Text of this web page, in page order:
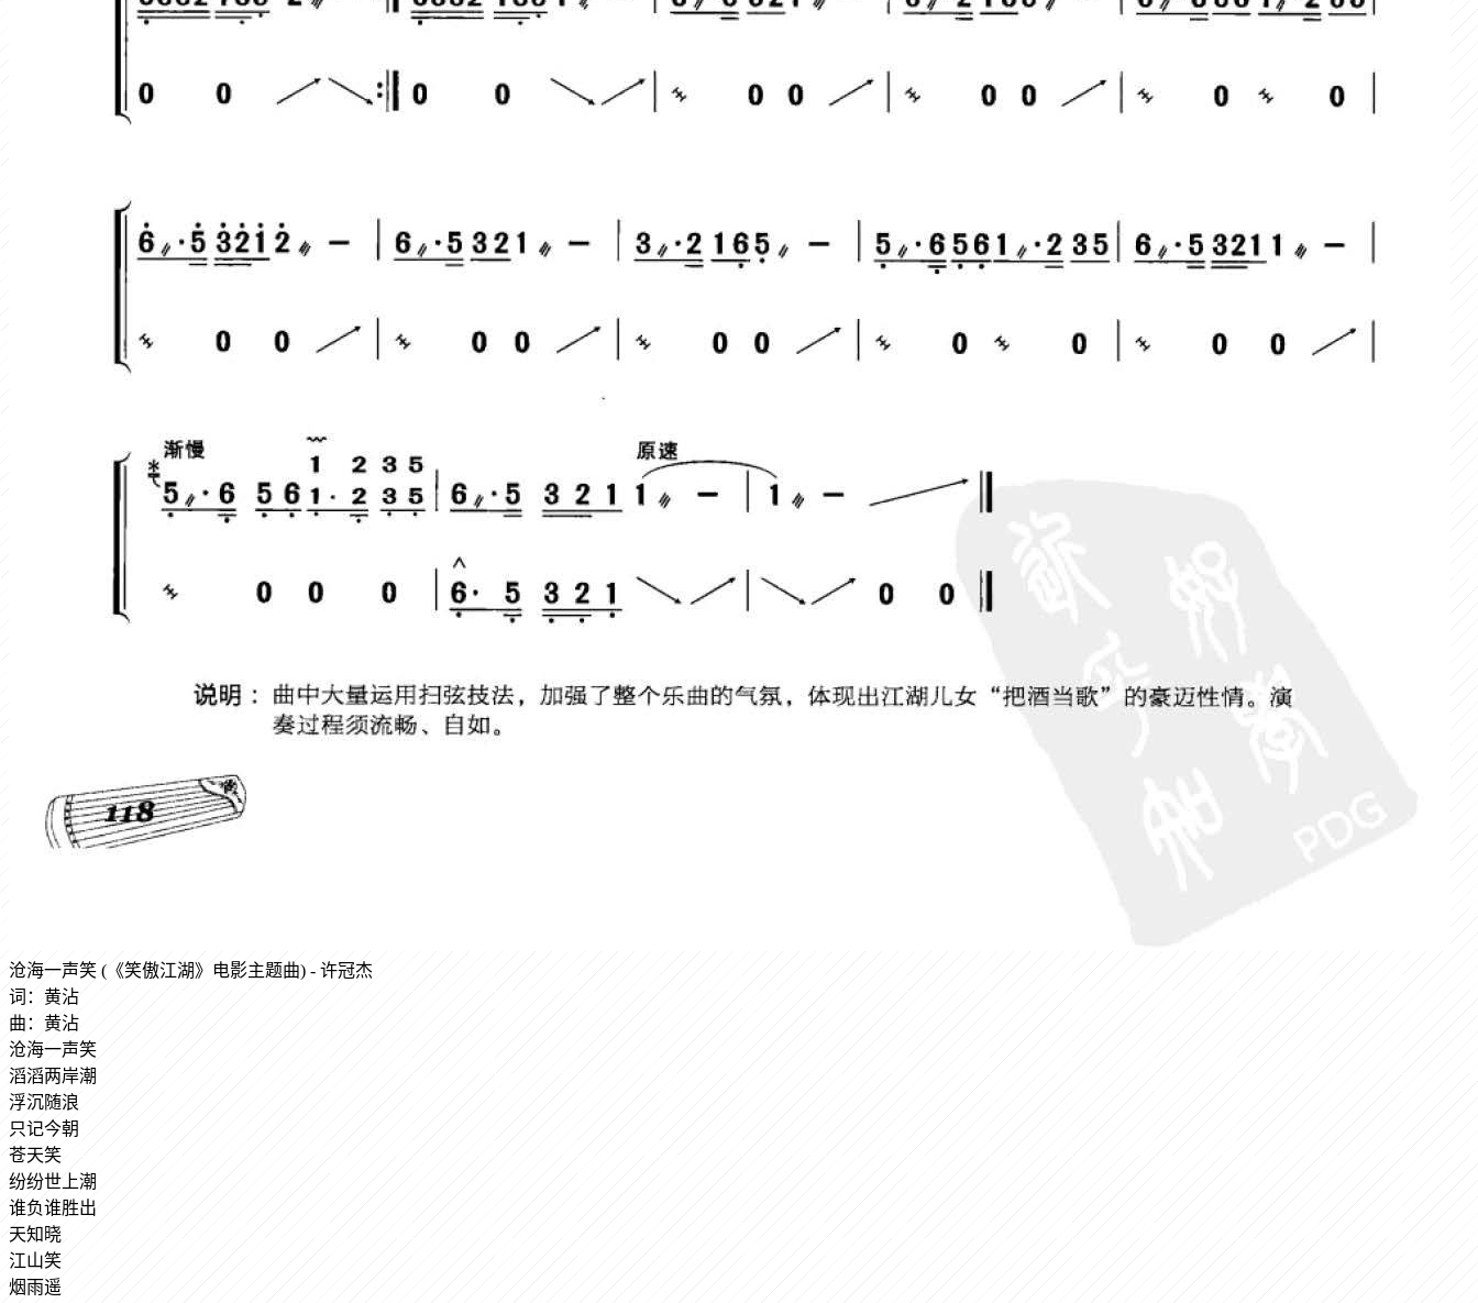
沧海一声笑 (《笑傲江湖》电影主题曲) - 许冠杰
词：黄沾
曲：黄沾
沧海一声笑
滔滔两岸潮
浮沉随浪
只记今朝
苍天笑
纷纷世上潮
谁负谁胜出
天知晓
江山笑
烟雨遥